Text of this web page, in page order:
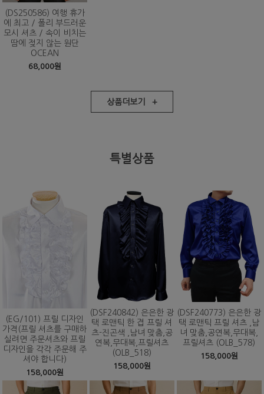
(DS250586) 여행 휴가
에 최고 / 폴리 부드러운
모시 셔츠 / 속이 비치는
땀에 젖지 않는 원단
OCEAN
68,000원
상품더보기 +
특별상품
(EG/101) 프릴 디자인
가격(프릴 셔츠를 구매하
실려면 주문셔츠와 프릴
디자인을 각각 주문해 주
셔야 합니다)
158,000원
(DSF240842) 은은한 광
택 로맨틱 한 겹 프릴 셔
츠-진곤색 ,남녀 맞춤,공
연복,무대복,프릴셔츠
(OLB_518)
158,000원
(DSF240773) 은은한 광
택 로맨틱 프릴 셔츠 ,남
녀 맞춤,공연복,무대복,
프릴셔츠 (OLB_578)
158,000원